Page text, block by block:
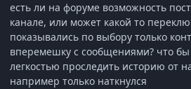
есть ли на форуме возможность
канале, или может какой то
показывались по выбору только
вперемешку с сообщениями? что
легкостью проследить историю от
например только наткнулся